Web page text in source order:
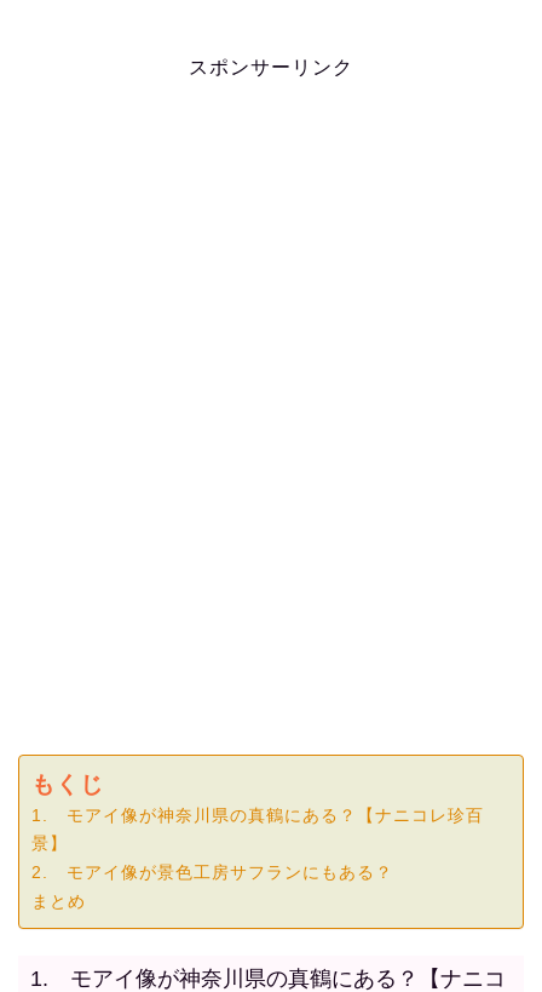
スポンサーリンク
もくじ
1. モアイ像が神奈川県の真鶴にある？【ナニコレ珍百
景】
2. モアイ像が景色工房サフランにもある？
まとめ
1. モアイ像が神奈川県の真鶴にある？【ナニコ